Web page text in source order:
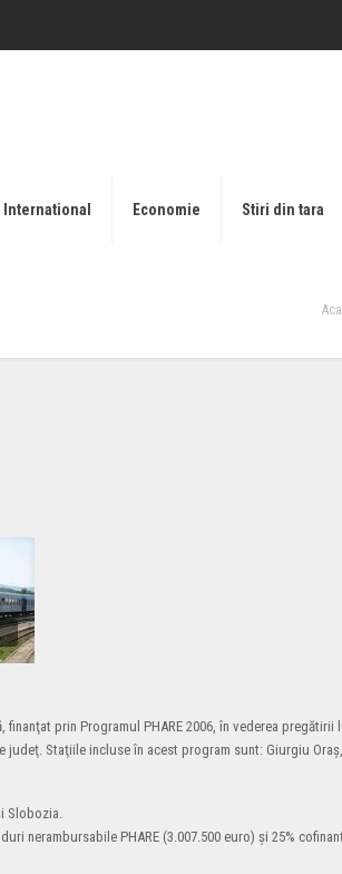
International Economie Stiri din tara
prin Programul PHARE 2006, în vederea pregătirii
Staţiile incluse în acest program sunt: Giurgiu Oraş,
Slobozia.
nerambursabile PHARE (3.007.500 euro) şi 25%